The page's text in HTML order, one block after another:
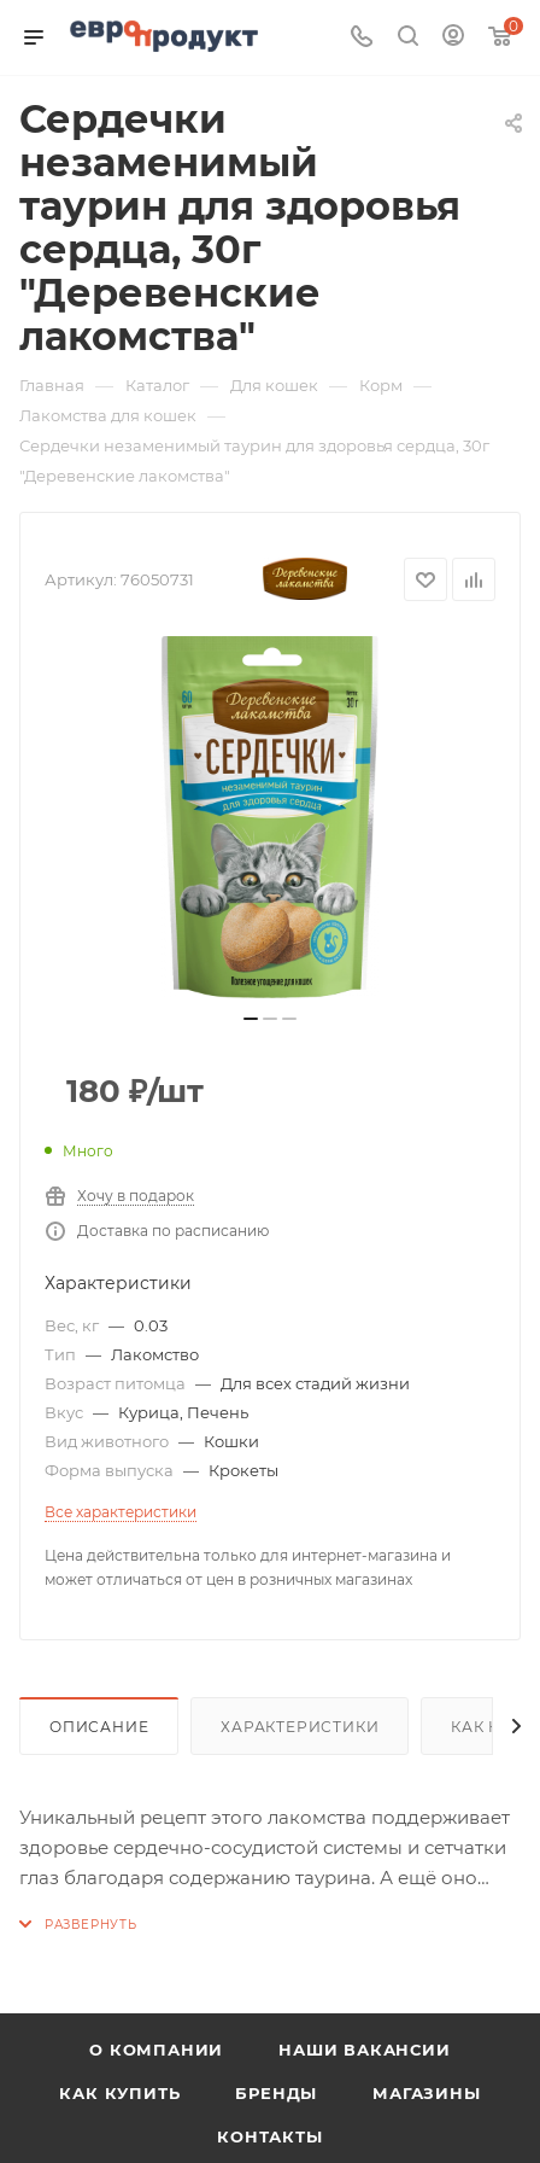
0
Сердечки
незаменимый
таурин для здоровья
сердца, 30г
"Деревенские
лакомства"
Главная — Каталог — Для кошек — Корм —
Лакомства для кошек —
Сердечки незаменимый таурин для здоровья сердца, 30г
"Деревенские лакомства"
Артикул: 76050731
180 ₽/шт
Много
Хочу в подарок
Доставка по расписанию
Характеристики
Вес, кг — 0.03
Тип — Лакомство
Возраст питомца — Для всех стадий жизни
Вкус — Курица, Печень
Вид животного — Кошки
Форма выпуска — Крокеты
Все характеристики
Цена действительна только для интернет-магазина и
может отличаться от цен в розничных магазинах
ОПИСАНИЕ ХАРАКТЕРИСТИКИ КАК
Уникальный рецепт этого лакомства поддерживает
здоровье сердечно-сосудистой системы и сетчатки
глаз благодаря содержанию таурина. А ещё оно
Пищевая ценность на 100 г продукта, %:
белки — 30, жиры — 8, клетчатка — 3, зола — 14,
энергетическая ценность — 302,5 ккал.
О КОМПАНИИ НАШИ ВАКАНСИИ
КАК КУПИТЬ БРЕНДЫ МАГАЗИНЫ
КОНТАКТЫ